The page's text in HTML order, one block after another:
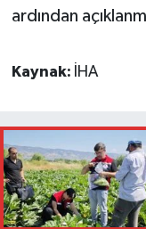
ardından
Kaynak: İHA